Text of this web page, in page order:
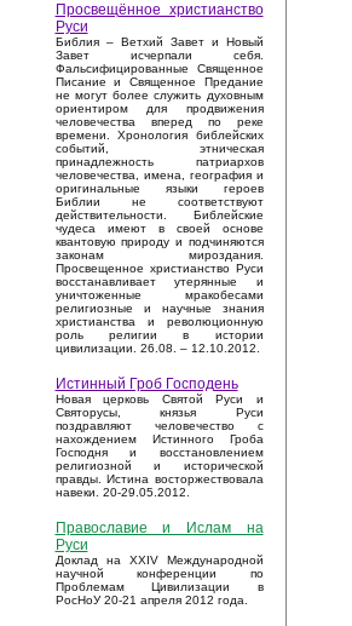
Просвещённое христианство
Руси
Библия – Ветхий Завет и Новый
Завет исчерпали себя.
Фальсифицированные Священное
Писание и Священное Предание
не могут более служить духовным
ориентиром для продвижения
человечества вперед по реке
времени. Хронология библейских
событий, этническая
принадлежность патриархов
человечества, имена, география и
оригинальные языки героев
Библии не соответствуют
действительности. Библейские
чудеса имеют в своей основе
квантовую природу и подчиняются
законам мироздания.
Просвещенное христианство Руси
восстанавливает утерянные и
уничтоженные мракобесами
религиозные и научные знания
христианства и революционную
роль религии в истории
цивилизации. 26.08. – 12.10.2012.
Истинный Гроб Господень
Новая церковь Святой Руси и
Святорусы, князья Руси
поздравляют человечество с
нахождением Истинного Гроба
Господня и восстановлением
религиозной и исторической
правды. Истина восторжествовала
навеки. 20-29.05.2012.
Православие и Ислам на
Руси
Доклад на XXIV Международной
научной конференции по
Проблемам Цивилизации в
РосНоУ 20-21 апреля 2012 года.